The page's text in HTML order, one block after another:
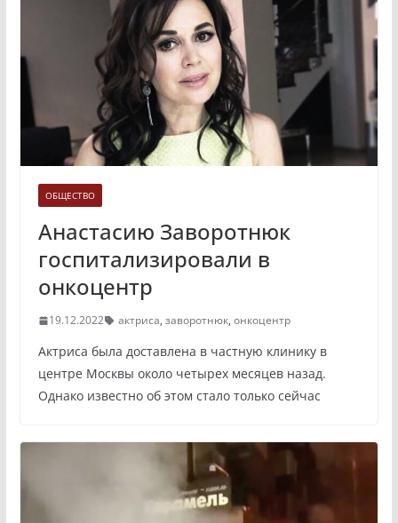
ОБЩЕСТВО
Анастасию Заворотнюк
госпитализировали в
онкоцентр
19.12.2022 актриса, заворотнюк, онкоцентр
Актриса была доставлена в частную клинику в
центре Москвы около четырех месяцев назад.
Однако известно об этом стало только сейчас